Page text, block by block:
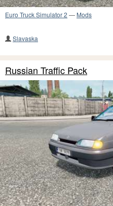
Euro Truck Simulator 2 — Mods
Slavaska
Russian Traffic Pack